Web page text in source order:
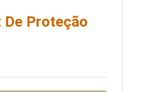
De Proteção